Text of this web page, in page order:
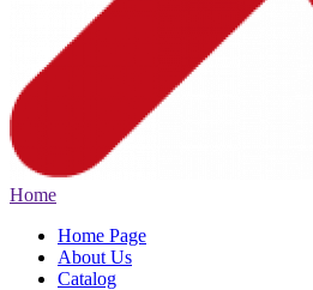
Home
Home Page
About Us
Catalog